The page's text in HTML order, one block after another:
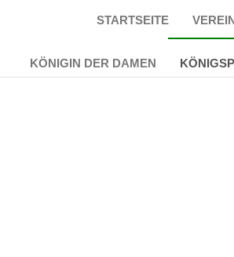
STARTSEITE
KÖNIGIN DER DAMEN